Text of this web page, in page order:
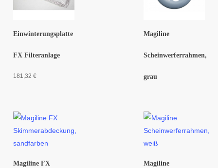
Einwinterungsplatte
FX Filteranlage
181,32 €
Magiline
Scheinwerferrahmen,
grau
Magiline FX Magiline